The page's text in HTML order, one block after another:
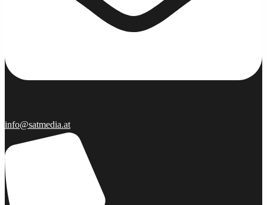
info@satmedia.at